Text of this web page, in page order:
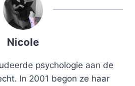
Nicole
psychologie aan de
In 2001 begon ze haar